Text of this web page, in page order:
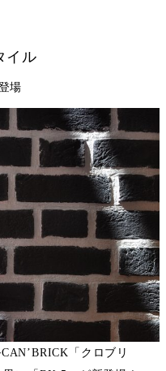
イル
場
「クロブリ